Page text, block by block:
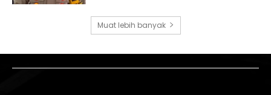
Muat lebih banyak